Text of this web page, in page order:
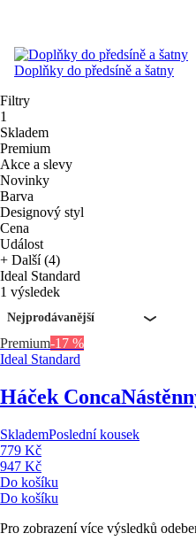
Doplňky do předsíně a šatny
Filtry
1
Skladem
Premium
Akce a slevy
Novinky
Barva
Designový styl
Cena
Událost
+ Další (4)
Ideal Standard
1 výsledek
Nejprodávanější
Premium-17 %
Ideal Standard
Háček Conca
SklademPoslední kousek
779 Kč
947 Kč
Do košíku
Do košíku
Pro zobrazení více výsledků